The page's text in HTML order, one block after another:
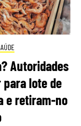
Autoridades
lote de
e retiram-no